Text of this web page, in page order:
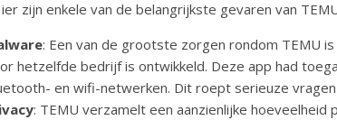
zijn enkele van de belangrijkste gevaren van
: Een van de grootste zorgen rondom TEMU
hetzelfde bedrijf is ontwikkeld. Deze app had
en wifi-netwerken. Dit roept serieuze
: TEMU verzamelt een aanzienlijke